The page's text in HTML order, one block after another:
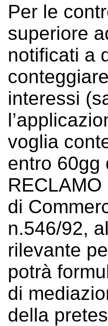
Per le
superiore
notificati a
interessi
voglia
entro 60gg
di
n.546/92,
rilevante
potrà
di
della